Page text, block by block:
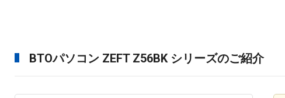
BTOパソコン ZEFT Z56BK シリーズのご紹介